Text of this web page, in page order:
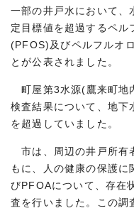
一部の井戸水において、
定目標値を超過するペル
(PFOS)及びペルフルオ
とが公表されました。
町屋第3水源(鷹来町地
検査結果について、地下
を超過していました。
市は、周辺の井戸所有
もに、人の健康の保護に
びPFOAについて、存在
査を行いました。この調